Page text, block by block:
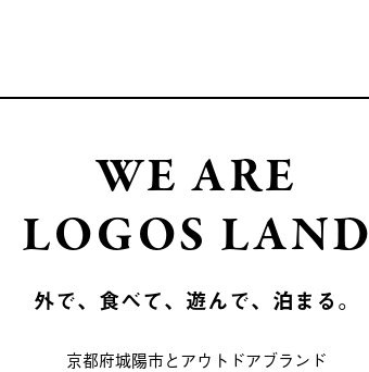
WE ARE
LOGOS LAND
外で、食べて、遊んで、泊まる。
京都府城陽市とアウトドアブランド